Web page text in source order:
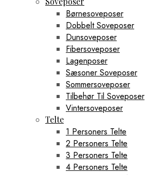
Børnesoveposer
Dobbelt Soveposer
Dunsoveposer
Fibersoveposer
Lagenposer
Sæsoner Soveposer
Sommersoveposer
Tilbehør Til Soveposer
Vintersoveposer
Telte
1 Personers Telte
2 Personers Telte
3 Personers Telte
4 Personers Telte